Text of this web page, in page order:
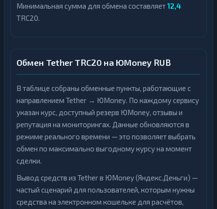
Минимальная сумма для обмена составляет12,4
TRC20.
Обмен Tether TRC20 на ЮMoney RUB
В таблице собраны обменные пункты, работающие с
направлением Tether → ЮMoney. По каждому сервису
указан курс, доступный резерв ЮMoney, отзывы и
репутация на мониторингах. Данные обновляются в
режиме реального времени — это позволяет выбрать
обмен по максимально выгодному курсу на момент
сделки.
Вывод средств из Tether в ЮMoney (Яндекс.Деньги) —
частый сценарий для пользователей, которым нужны
средства на электронном кошельке для расчётов,